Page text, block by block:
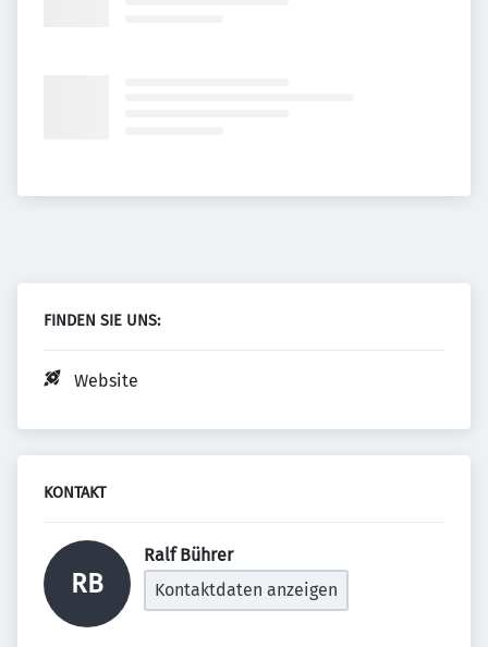
FINDEN SIE UNS:
Website
KONTAKT
RB
Ralf Bührer
Kontaktdaten anzeigen